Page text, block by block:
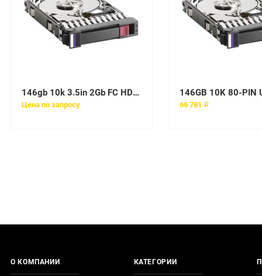
146gb 10k 3.5in 2Gb FC HDD for CX
Цена по запросу 66 781 ₽
О КОМПАНИИ КАТЕГОРИИ